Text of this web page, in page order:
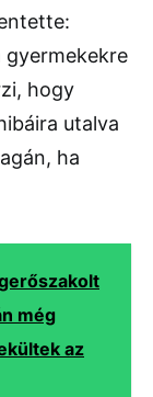
gyermekekre
hogy
utalva
ha
még
az